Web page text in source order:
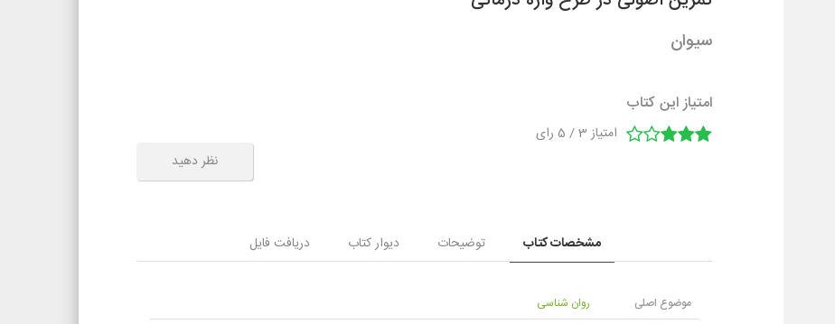
سیوان
امتیاز این کتاب
امتیاز3
/
5رای
نظر دهید
مشخصات کتاب توضیحات دیوار کتاب دریافت فایل
موضوع اصلی
روان شناسی